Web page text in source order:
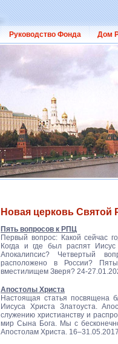
Руководство Фонда Дом
Новая церковь Святой
Пять вопросов к РПЦ
Первый вопрос: Какой сейчас
Когда и где был распят Иисус
Апокалипсис? Четвертый
расположено в России?
вместилищем Зверя? 24-
Апостолы Христа
Настоящая статья посвящена
Иисуса Христа Златоуста.
служению христианству и
мир Сына Бога. Мы с
Апостолам Христа.